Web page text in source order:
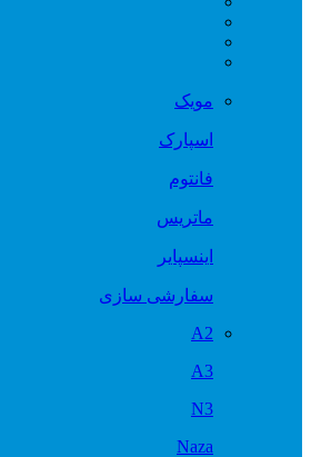
مویک
اسپارک
فانتوم
ماتریس
اینسپایر
سفارشی سازی
A2
A3
N3
Naza